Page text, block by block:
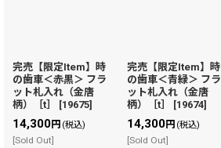
完売【限定Item】時
の歯車＜赤黒＞ フラ
ット札入れ（金唐
柄）［t］
[19675]
14,300円 (税込)
[Sold Out]
完売【限定Item】時
の歯車＜青緑＞ フラ
ット札入れ（金唐
柄）［t］
[19674]
14,300円 (税込)
[Sold Out]